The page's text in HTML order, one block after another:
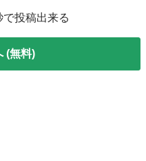
投稿出来る
(無料)